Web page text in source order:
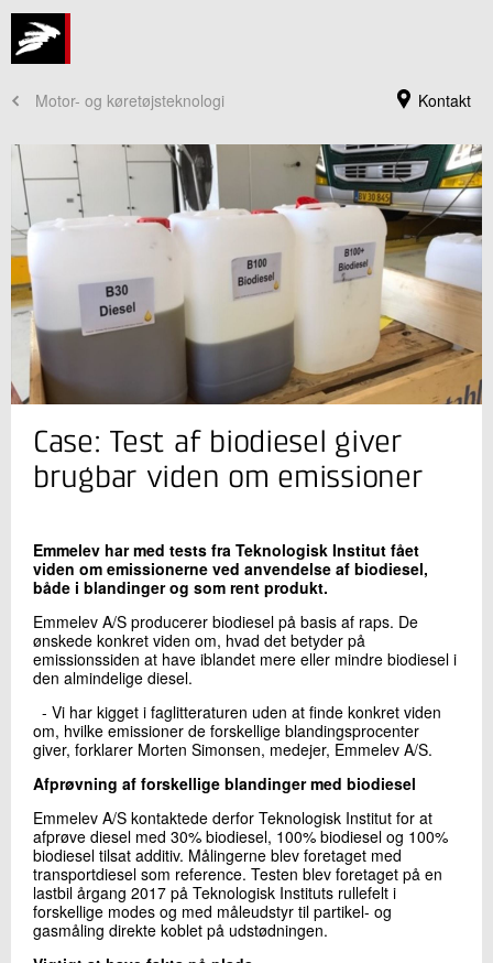
Kontakt
Motor- og køretøjsteknologi
Jeg er din kontaktperson
Kim Winther
Seniorspecialist
Grønne Energisystemer
Send
Case: Test af biodiesel giver
brugbar viden om emissioner
Emmelev har med tests fra Teknologisk Institut fået
viden om emissionerne ved anvendelse af biodiesel,
både i blandinger og som rent produkt.
Emmelev A/S producerer biodiesel på basis af raps. De
ønskede konkret viden om, hvad det betyder på
emissionssiden at have iblandet mere eller mindre biodiesel i
den almindelige diesel.
- Vi har kigget i faglitteraturen uden at finde konkret viden
om, hvilke emissioner de forskellige blandingsprocenter
giver, forklarer Morten Simonsen, medejer, Emmelev A/S.
Afprøvning af forskellige blandinger med biodiesel
Emmelev A/S kontaktede derfor Teknologisk Institut for at
afprøve diesel med 30% biodiesel, 100% biodiesel og 100%
biodiesel tilsat additiv. Målingerne blev foretaget med
transportdiesel som reference. Testen blev foretaget på en
lastbil årgang 2017 på Teknologisk Instituts rullefelt i
forskellige modes og med måleudstyr til partikel- og
gasmåling direkte koblet på udstødningen.